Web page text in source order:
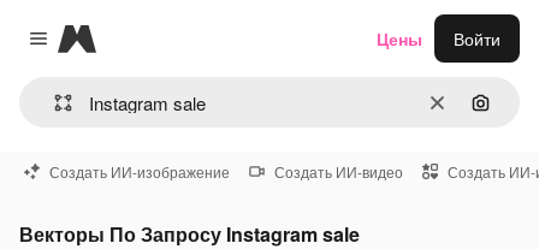
Close menu
Magnific
ОчиститьПоиск
Цены Войти
Создать ИИ-изображение Создать ИИ-видео Создать ИИ-
Векторы По Запросу Instagram sale